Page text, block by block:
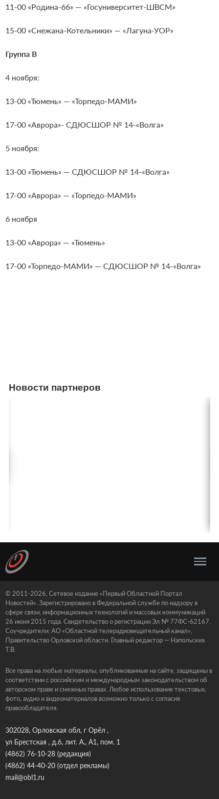
11-00 «Родина-66» — «Госуниверситет-ШВСМ»
15-00 «Снежана-Котельники» — «Лагуна-УОР»
Группа В
4 ноября:
13-00 «Тюмень» — «Торпедо-МАМИ»
17-00 «Аврора»- СДЮСШОР № 14-«Волга»
5 ноября:
13-00 «Тюмень» — СДЮСШОР № 14-«Волга»
17-00 «Аврора» — «Торпедо-МАМИ»
6 ноября
13-00 «Аврора» — «Тюмень»
17-00 «Торпедо-МАМИ» — СДЮСШОР № 14-«Волга»
Новости партнеров
© 2011-2026, Сетевое издание «Первый Областной Портал
Новостей». Зарегистрировано в Федеральной службе по надзору в
сфере связи, информационных технологий и массовых коммуникаций
26 июня 2015 года. Свидетельство о регистрации Эл № 77ФС-62167.
Соучредители: АО «Областной телерадиовещательный канал»,
Правительство Орловской области. Главный редактор — Напольских
Т.В.
Все права на любые материалы, опубликованные на сайте, защищены в
соответствии с российским и международным законодательством об
авторском праве и смежных правах. Любое использование текстовых,
фото, аудио и видеоматериалов возможно только с согласия
правообладателя.
302028, Орловская обл, г Орёл ,
ул Брестская , д.6, лит. А., А1, пом. 1
(4862) 76-10-28(редакция)
(4862) 44-40-20(отдел рекламы)
mail@obl1.ru